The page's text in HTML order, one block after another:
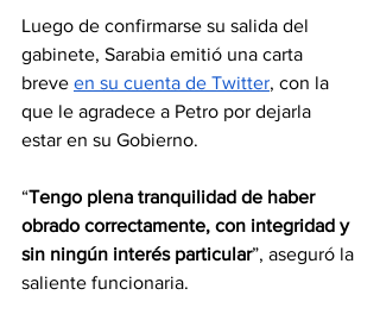
Luego de confirmarse su salida del
gabinete, Sarabia emitió una carta
breve en su cuenta de Twitter, con la
que le agradece a Petro por dejarla
estar en su Gobierno.
“Tengo plena tranquilidad de haber
obrado correctamente, con integridad y
sin ningún interés particular”, aseguró la
saliente funcionaria.